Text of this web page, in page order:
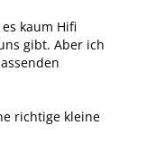
kaum Hifi
gibt. Aber ich
richtige kleine